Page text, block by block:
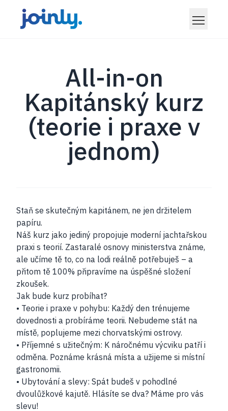
All-in-on
Kapitánský kurz
(teorie i praxe v
jednom)
Staň se skutečným kapitánem, ne jen držitelem
papíru.
Náš kurz jako jediný propojuje moderní jachtařskou
praxi s teorií. Zastaralé osnovy ministerstva známe,
ale učíme tě to, co na lodi reálně potřebuješ – a
přitom tě 100% připravíme na úspěšné složení
zkoušek.
Jak bude kurz probíhat?
• Teorie i praxe v pohybu: Každý den trénujeme
dovednosti a probíráme teorii. Nebudeme stát na
místě, poplujeme mezi chorvatskými ostrovy.
• Příjemné s užitečným: K náročnému výcviku patří i
odměna. Poznáme krásná místa a užijeme si místní
gastronomii.
• Ubytování a slevy: Spát budeš v pohodlné
dvoulůžkové kajutě. Hlásíte se dva? Máme pro vás
slevu!